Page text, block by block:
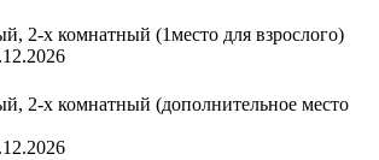
2-х комнатный (1место для взрослого)
2-х комнатный (дополнительное место